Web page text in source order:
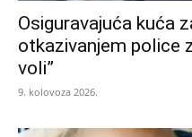
Osiguravajuća kuća
otkazivanjem police
voli”
9. kolovoza 2026.